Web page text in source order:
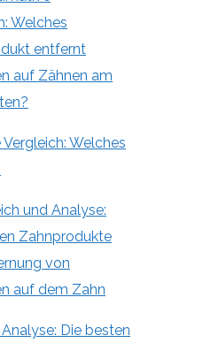
Welches
Die besten